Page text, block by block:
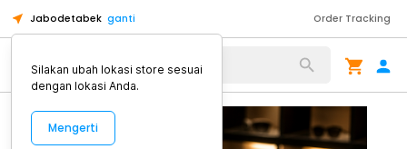
Jabodetabek ganti Order Tracking
Alat Kopi
Silakan ubah lokasi store sesuai
dengan lokasi Anda.
Mengerti